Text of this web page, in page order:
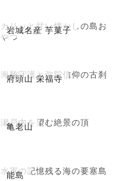
岩城名産 芋菓子
カリッと甘い懐かしの島お
やつ
府頭山 栄福寺
海難守護と弥陀信仰の古刹
亀老山
瀬戸内を望む絶景の頂
能島
水軍の記憶残る海の要塞島